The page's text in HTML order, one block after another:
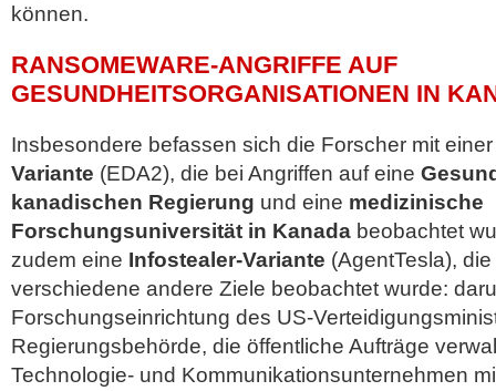
können.
RANSOMEWARE-ANGRIFFE AUF
GESUNDHEITSORGANISATIONEN IN
Insbesondere befassen sich die Forscher mit
Variante (EDA2), die bei Angriffen auf eine
kanadischen Regierung und eine medizinische
Forschungsuniversität in Kanada beobachtet
zudem eine Infostealer-Variante (AgentTesla),
verschiedene andere Ziele beobachtet wurde:
Forschungseinrichtung des US-
Regierungsbehörde, die öffentliche Aufträge
Technologie- und Kommunikationsunternehmen